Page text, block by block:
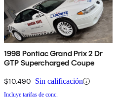
1998 Pontiac Grand Prix 2 Dr
GTP Supercharged Coupe
$10,490 Sin calificación
Incluye tarifas de conc.